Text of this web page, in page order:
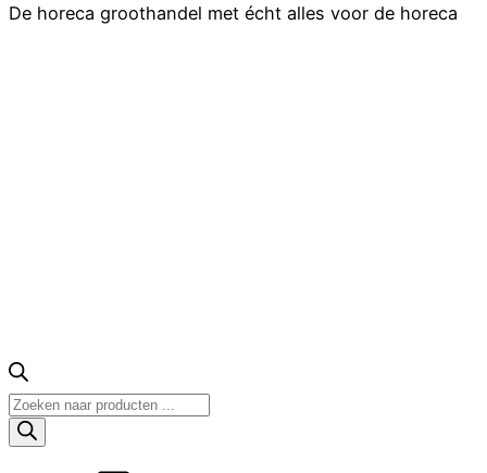
De horeca groothandel met écht alles voor de horeca
Producten
zoeken